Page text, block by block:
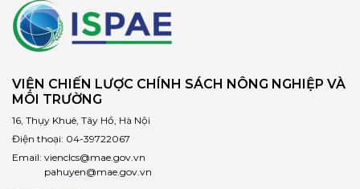
VIỆN CHIẾN LƯỢC CHÍNH SÁCH NÔNG NGHIỆP VÀ
MÔI TRƯỜNG
16, Thụy Khuê, Tây Hồ, Hà Nội
Điện thoại: 04-39722067
Email: vienclcs@mae.gov.vn
pahuyen@mae.gov.vn